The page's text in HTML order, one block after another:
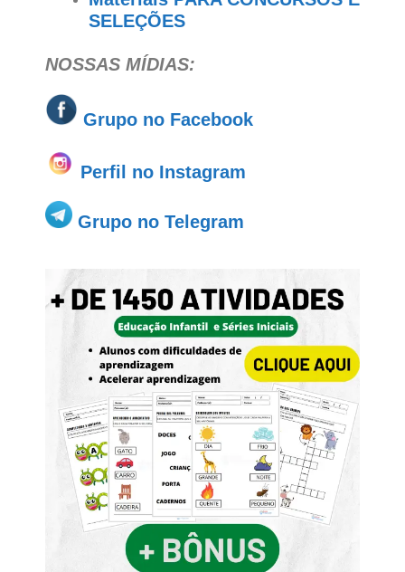
SELEÇÕES
NOSSAS MÍDIAS:
Grupo no Facebook
Perfil no Instagram
Grupo no Telegram